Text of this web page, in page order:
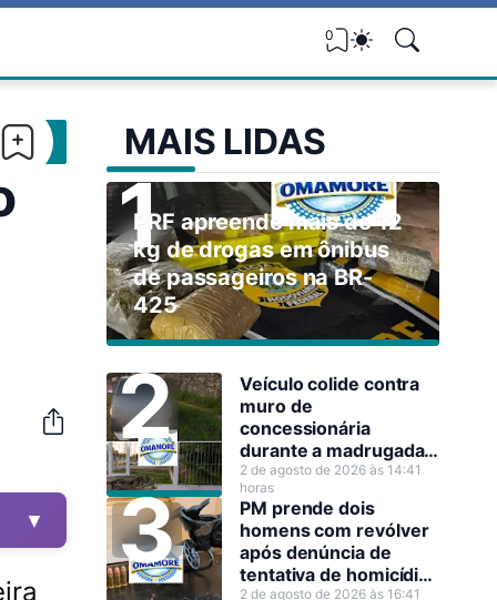
0
▼
MAIS LIDAS
PRF apreende mais de 12
kg de drogas em ônibus
de passageiros na BR-
425
Veículo colide contra
muro de
concessionária
durante a madrugada
em Guajará-Mirim
2 de agosto de 2026 às 14:41
horas
PM prende dois
homens com revólver
após denúncia de
tentativa de homicídio
2 de agosto de 2026 às 16:41